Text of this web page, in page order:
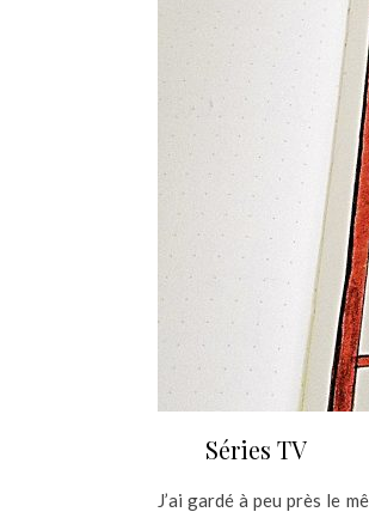
Séries TV
J’ai gardé à peu près le